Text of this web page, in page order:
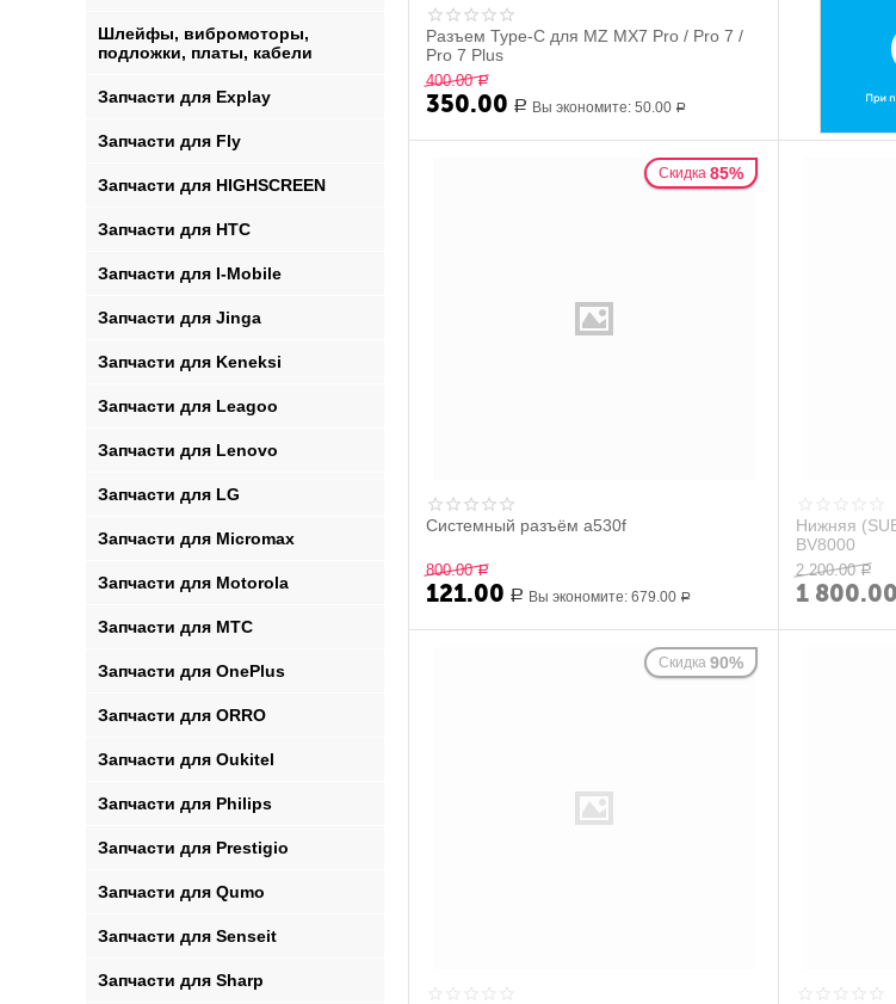
Разъем Type-C для MZ MX7 Pro / Pro 7 /
Pro 7 Plus
400.00 Р
350.00 Р Вы экономите:50.00 Р
Скидка 85%
Системный разъём a530f
800.00 Р
121.00 Р Вы экономите:679.00 Р
Нижняя
BV8000
2 200.00 Р
1 800.00
Скидка 90%
Шлейфы, вибромоторы,
подложки, платы, кабели
Запчасти для Explay
Запчасти для Fly
Запчасти для HIGHSCREEN
Запчасти для HTC
Запчасти для I-Mobile
Запчасти для Jinga
Запчасти для Keneksi
Запчасти для Leagoo
Запчасти для Lenovo
Запчасти для LG
Запчасти для Micromax
Запчасти для Motorola
Запчасти для MTC
Запчасти для OnePlus
Запчасти для ORRO
Запчасти для Oukitel
Запчасти для Philips
Запчасти для Prestigio
Запчасти для Qumo
Запчасти для Senseit
Запчасти для Sharp